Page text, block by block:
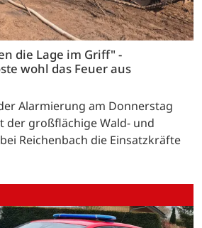
die Lage im Griff" -
wohl das Feuer aus
Alarmierung am Donnerstag
der großflächige Wald- und
Reichenbach die Einsatzkräfte